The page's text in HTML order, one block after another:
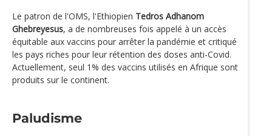
Le patron de l'OMS, l'Ethiopien Tedros Adhanom
Ghebreyesus, a de nombreuses fois appelé à un accès
équitable aux vaccins pour arrêter la pandémie et critiqué
les pays riches pour leur rétention des doses anti-Covid.
Actuellement, seul 1% des vaccins utilisés en Afrique sont
produits sur le continent.
Paludisme